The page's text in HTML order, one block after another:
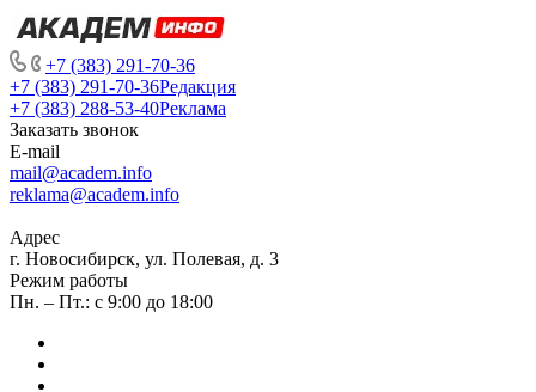
+7 (383) 291-70-36
+7 (383) 291-70-36Редакция
+7 (383) 288-53-40Реклама
Заказать звонок
E-mail
mail@academ.info
reklama@academ.info
Адрес
г. Новосибирск, ул. Полевая, д. 3
Режим работы
Пн. – Пт.: с 9:00 до 18:00